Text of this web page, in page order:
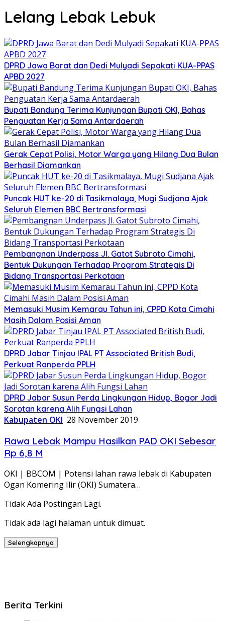
Lelang Lebak Lebuk
DPRD Jawa Barat dan Dedi Mulyadi Sepakati KUA-PPAS
APBD 2027
Bupati Bandung Terima Kunjungan Bupati OKI, Bahas
Penguatan Kerja Sama Antardaerah
Gerak Cepat Polisi, Motor Warga yang Hilang Dua Bulan
Berhasil Diamankan
Puncak HUT ke-20 di Tasikmalaya, Mugi Sudjana Ajak
Seluruh Elemen BBC Bertransformasi
Pembangnan Underpass Jl. Gatot Subroto Cimahi,
Bentuk Dukungan Terhadap Program Strategis Di
Bidang Transportasi Perkotaan
Memasuki Musim Kemarau Tahun ini, CPPD Kota Cimahi
Masih Dalam Posisi Aman
DPRD Jabar Tinjau IPAL PT Associated British Budi,
Perkuat Ranperda PPLH
DPRD Jabar Susun Perda Lingkungan Hidup, Bogor Jadi
Sorotan karena Alih Fungsi Lahan
Kabupaten OKI 28 November 2019
Rawa Lebak Mampu Hasilkan PAD OKI Sebesar
Rp 6,8 M
OKI | BBCOM | Potensi lahan rawa lebak di Kabupaten
Ogan Komering Ilir (OKI) Sumatera…
Tidak Ada Postingan Lagi.
Tidak ada lagi halaman untuk dimuat.
Selengkapnya
Berita Terkini